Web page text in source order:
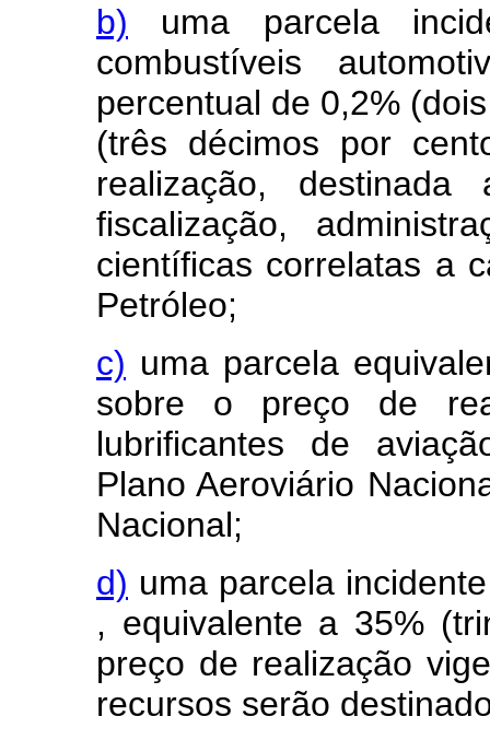
b) uma parcela
combustíveis
percentual de 0,2%
(três décimos por
realização,
fiscalização,
científicas correlatas a
Petróleo;
c) uma parcela
sobre o preço de
lubrificantes de
Plano Aeroviário
Nacional;
d) uma parcela
, equivalente a 35%
preço de realização
recursos serão